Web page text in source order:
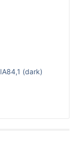
(dark)